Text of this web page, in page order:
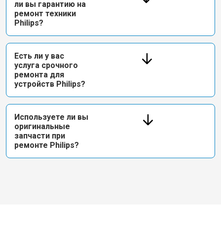
ли вы гарантию на
ремонт техники
Philips?
Есть ли у вас
услуга срочного
ремонта для
устройств Philips?
Используете ли вы
оригинальные
запчасти при
ремонте Philips?